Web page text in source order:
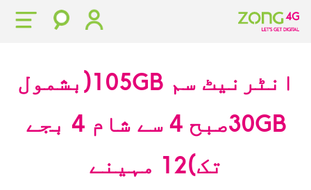
انٹرنیٹ سم 105GB(بشمول
30GBصبح 4 سے شام 4 بجے
تک)12 مہینے